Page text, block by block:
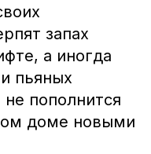
запах
а иногда
пьяных
пополнится
доме новыми